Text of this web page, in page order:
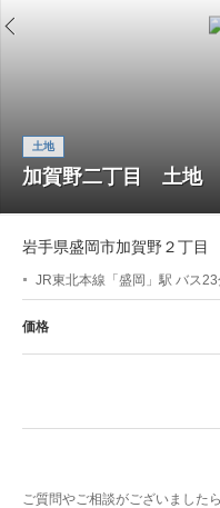
土地
加賀野二丁目 土地
岩手県盛岡市加賀野２丁目
JR東北本線「盛岡」駅 バス
価格
ご質問やご相談がございました